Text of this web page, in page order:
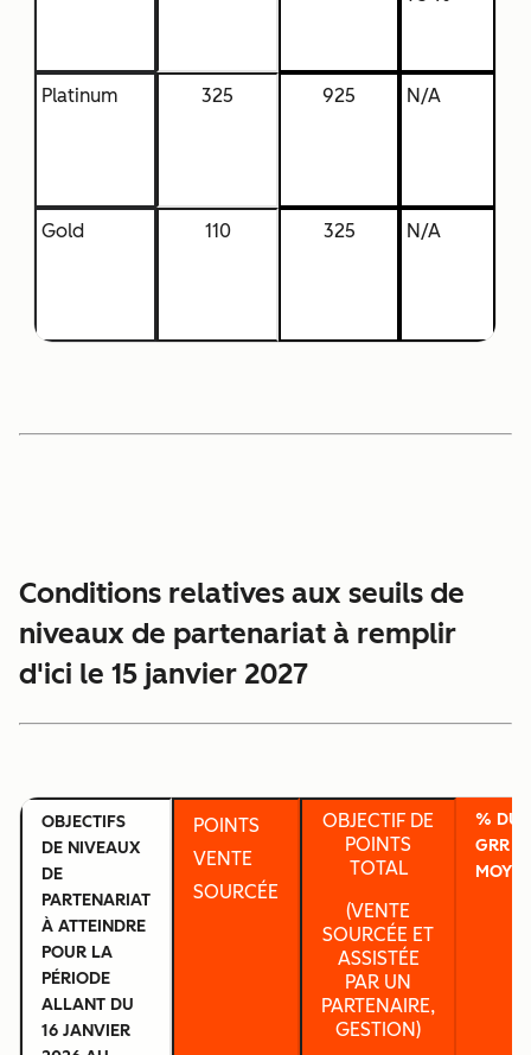
Platinum 325 925 N/A
Gold 110 325 N/A
Conditions relatives aux seuils de
niveaux de partenariat à remplir
d'ici le 15 janvier 2027
OBJECTIFS
DE NIVEAUX
DE
PARTENARIAT
À ATTEINDRE
POUR LA
PÉRIODE
ALLANT DU
16 JANVIER
POINTS
VENTE
SOURCÉE
OBJECTIF DE
POINTS
TOTAL
(VENTE
SOURCÉE ET
ASSISTÉE
PAR UN
PARTENAIRE,
GESTION)
% DU
GRR